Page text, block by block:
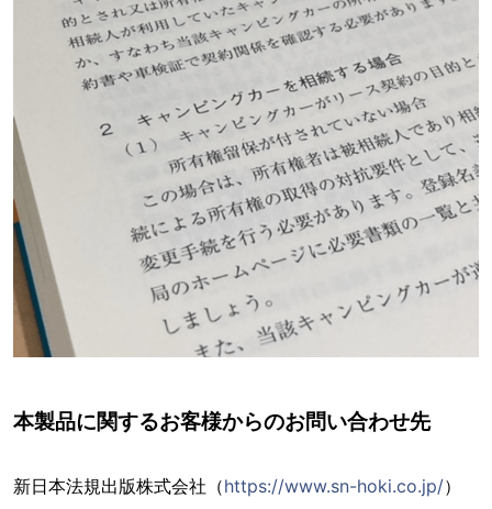
本製品に関するお客様からのお問い合わせ先
新日本法規出版株式会社（https://www.sn-hoki.co.jp/）